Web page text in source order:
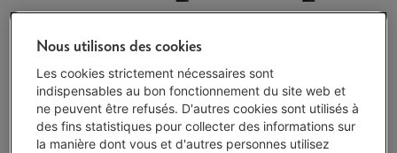
Livré demain -Voir le stock
€ 9,85
Nous utilisons des cookies
Les cookies strictement nécessaires sont
indispensables au bon fonctionnement du site web et
ne peuvent être refusés. D'autres cookies sont utilisés à
des fins statistiques pour collecter des informations sur
la manière dont vous et d'autres personnes utilisez